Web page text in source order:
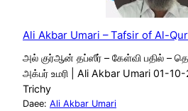
Ali Akbar Umari – Tafsir of Al-
அல் குர்ஆன் தப்ஸீர் – கேள்வி பதில் –
அக்பர் உமரி | Ali Akbar Umari 01-
Trichy
Daee: Ali Akbar Umari